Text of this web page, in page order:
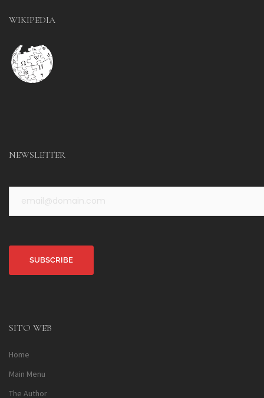
WIKIPEDIA
NEWSLETTER
SITO WEB
Home
Main Menu
The Author